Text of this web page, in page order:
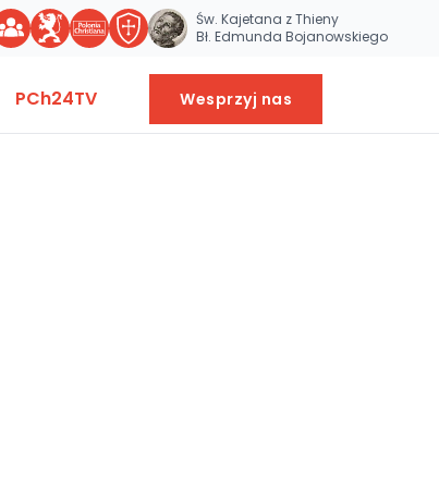
Św. Kajetana z Thieny
Bł. Edmunda Bojanowskiego
PCh24TV Wesprzyj nas